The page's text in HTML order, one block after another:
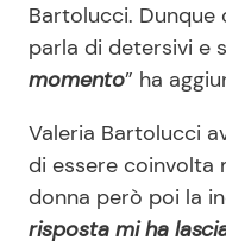
Bartolucci. Dunque
parla di detersivi e
momento” ha
Valeria Bartolucci
di essere coinvolta
donna però poi la
risposta mi ha